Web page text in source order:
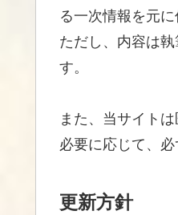
る一次情報を元に
ただし、内容は
す。
また、当サイト
必要に応じて、必
更新方針